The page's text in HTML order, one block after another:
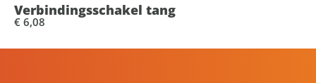
Verbindingsschakel tang
€ 6,08